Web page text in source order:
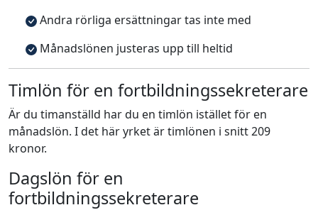
Andra rörliga ersättningar tas inte med
Månadslönen justeras upp till heltid
Timlön för en fortbildningssekreterare
Är du timanställd har du en timlön istället för en
månadslön. I det här yrket är timlönen i snitt 209
kronor.
Dagslön för en
fortbildningssekreterare